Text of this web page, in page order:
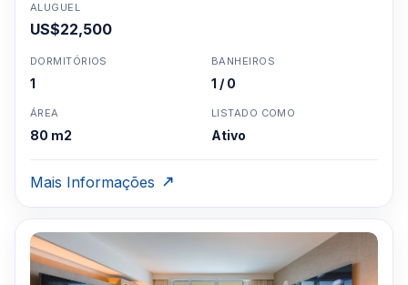
ALUGUEL
US$22,500
DORMITÓRIOS
1
BANHEIROS
1 / 0
ÁREA
80 m2
LISTADO COMO
Ativo
Mais Informações